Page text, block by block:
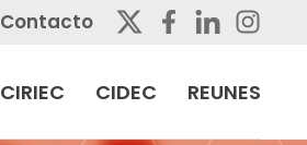
Contacto
CIRIEC CIDEC REUNES